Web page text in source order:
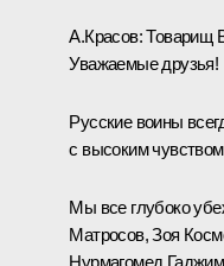
А.Красов:Товарищ
Уважаемые друзья!
Русские воины
с высоким чувством
Мы все глубоко
Матросов, Зоя
Нурмагомед